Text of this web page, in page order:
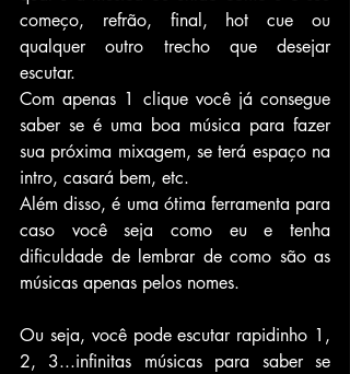
começo, refrão, final, hot cue ou
qualquer outro trecho que desejar
escutar.
Com apenas 1 clique você já consegue
saber se é uma boa música para fazer
sua próxima mixagem, se terá espaço na
intro, casará bem, etc.
Além disso, é uma ótima ferramenta para
caso você seja como eu e tenha
dificuldade de lembrar de como são as
músicas apenas pelos nomes.
Ou seja, você pode escutar rapidinho 1,
2, 3...infinitas músicas para saber se